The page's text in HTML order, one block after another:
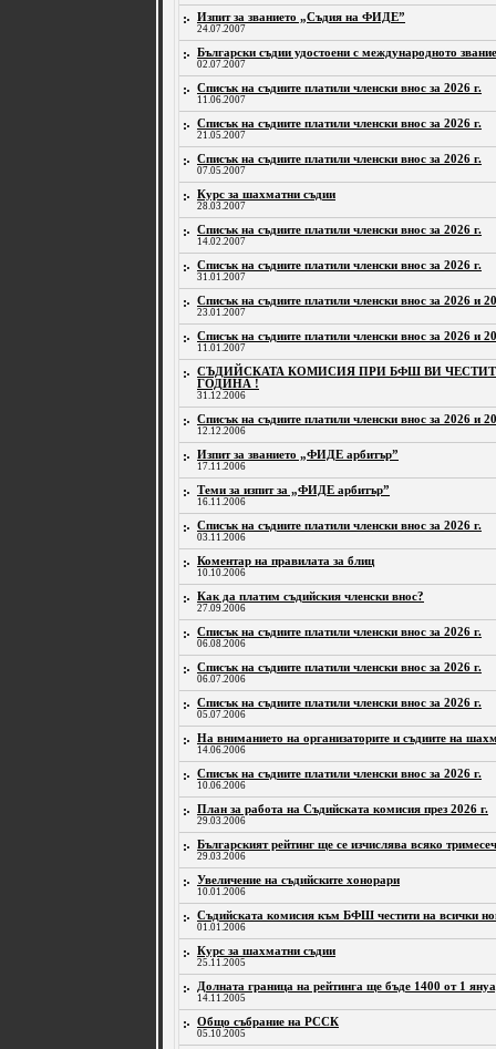
Изпит за званието „Съдия на ФИДЕ”
24.07.2007
Български съдии удостоени с международното
02.07.2007
Списък на съдиите платили членски внос за 2026 г.
11.06.2007
Списък на съдиите платили членски внос за 2026 г.
21.05.2007
Списък на съдиите платили членски внос за 2026 г.
07.05.2007
Курс за шахматни съдии
28.03.2007
Списък на съдиите платили членски внос за 2026 г.
14.02.2007
Списък на съдиите платили членски внос за 2026 г.
31.01.2007
Списък на съдиите платили членски внос за 2026 и
23.01.2007
Списък на съдиите платили членски внос за 2026 и
11.01.2007
СЪДИЙСКАТА КОМИСИЯ ПРИ БФШ ВИ
ГОДИНА !
31.12.2006
Списък на съдиите платили членски внос за 2026 и
12.12.2006
Изпит за званието „ФИДЕ арбитър”
17.11.2006
Теми за изпит за „ФИДЕ арбитър”
16.11.2006
Списък на съдиите платили членски внос за 2026 г.
03.11.2006
Коментар на правилата за блиц
10.10.2006
Как да платим съдийския членски внос?
27.09.2006
Списък на съдиите платили членски внос за 2026 г.
06.08.2006
Списък на съдиите платили членски внос за 2026 г.
06.07.2006
Списък на съдиите платили членски внос за 2026 г.
05.07.2006
На вниманието на организаторите и съдиите на
14.06.2006
Списък на съдиите платили членски внос за 2026 г.
10.06.2006
План за работа на Съдийската комисия през 2026 г.
29.03.2006
Българският рейтинг ще се изчислява всяко
29.03.2006
Увеличение на съдийските хонорари
10.01.2006
Съдийската комисия към БФШ честити на всички
01.01.2006
Курс за шахматни съдии
25.11.2005
Долната граница на рейтинга ще бъде 1400 от 1
14.11.2005
Общо събрание на РССК
05.10.2005